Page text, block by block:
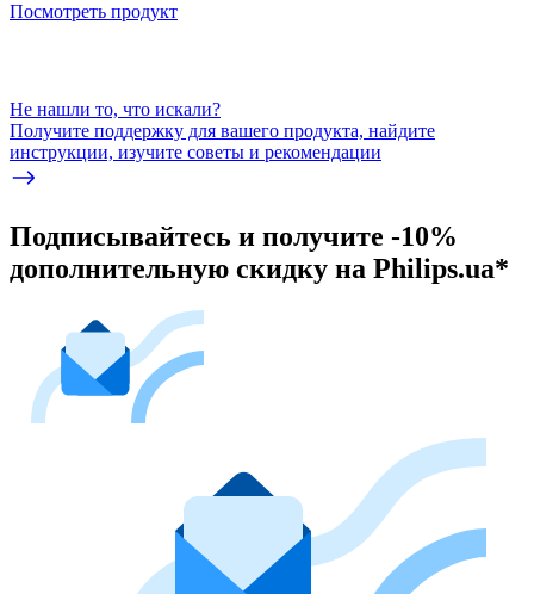
Посмотреть продукт
Не нашли то, что искали?
Получите поддержку для вашего продукта, найдите
инструкции, изучите советы и рекомендации
Подписывайтесь и получите -10%
дополнительную скидку на Philips.ua*